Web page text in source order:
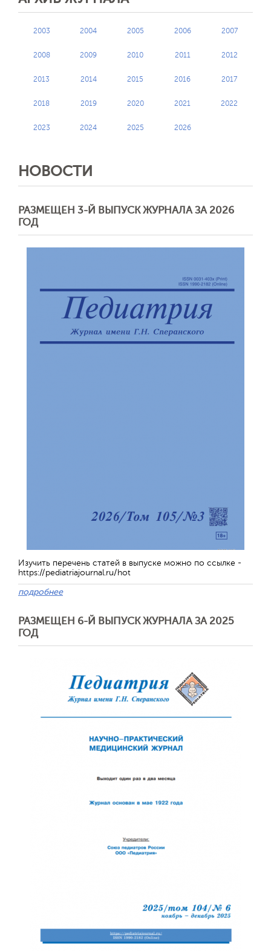
2003 2004 2005 2006 2007
2008 2009 2010 2011 2012
2013 2014 2015 2016 2017
2018 2019 2020 2021 2022
2023 2024 2025 2026
НОВОСТИ
РАЗМЕЩЕН 3-Й ВЫПУСК ЖУРНАЛА ЗА 2026
ГОД
Изучить перечень статей в выпуске можно по ссылке -
https://pediatriajournal.ru/hot
подробнее
РАЗМЕЩЕН 6-Й ВЫПУСК ЖУРНАЛА ЗА 2025
ГОД